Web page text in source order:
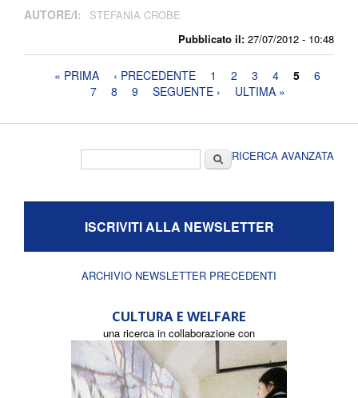
Pubblicato il: 27/07/2012 - 10:48
AUTORE/I: STEFANIA CROBE
Pagine« PRIMA ‹ PRECEDENTE 1 2 3 4 5
6
7
8 9 SEGUENTE › ULTIMA »
CercaRICERCA AVANZATA
ISCRIVITI ALLA NEWSLETTER
ARCHIVIO NEWSLETTER PRECEDENTI
CULTURA E WELFARE
una ricerca in collaborazione con